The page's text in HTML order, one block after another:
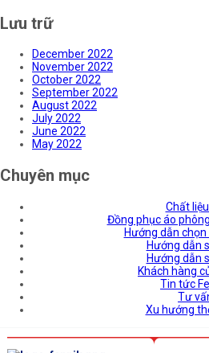
Lưu trữ
December 2022
November 2022
October 2022
September 2022
August 2022
July 2022
June 2022
May 2022
Chuyên mục
Chất
Đồng phục áo
Hướng dẫn chọn
Hướng dẫn
Hướng dẫn
Khách hàng
Tin tức
Tư
Xu hướng